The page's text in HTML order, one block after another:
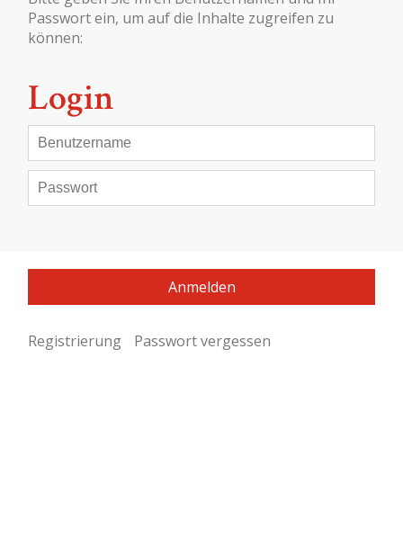
Passwort ein, um auf die Inhalte zugreifen zu
können:
Login
Registrierung Passwort vergessen